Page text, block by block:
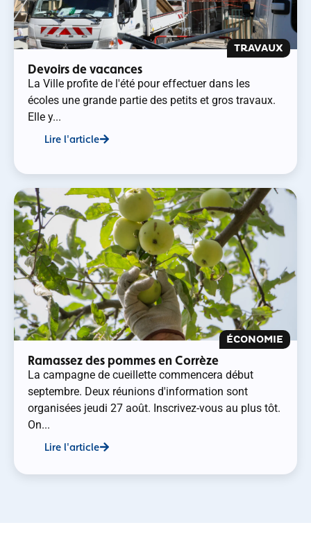
TRAVAUX
Devoirs de vacances
La Ville profite de l'été pour effectuer dans les
écoles une grande partie des petits et gros travaux.
Elle y...
Lire l'article
ÉCONOMIE
Ramassez des pommes en Corrèze
La campagne de cueillette commencera début
septembre. Deux réunions d'information sont
organisées jeudi 27 août. Inscrivez-vous au plus tôt.
On...
Lire l'article